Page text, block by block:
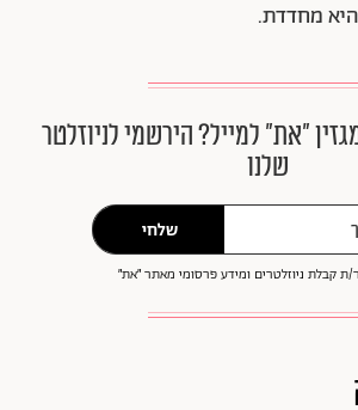
מחדדת.
״את״ למייל? הירשמי לניוזלטר
שלנו
שלחי
ת קבלת ניוזלטרים ומידע פרסומי מאתר ״את״